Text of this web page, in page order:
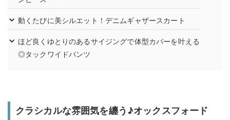
動くたびに美シルエット！デニムギャザースカート
ほど良くゆとりのあるサイジングで体型カバーを叶える
◎タックワイドパンツ
クラシカルな雰囲気を纏う♪オックスフォード